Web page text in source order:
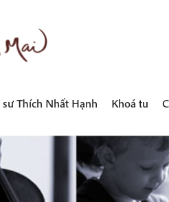
MAI
sư Thích Nhất Hạnh Khoá tu